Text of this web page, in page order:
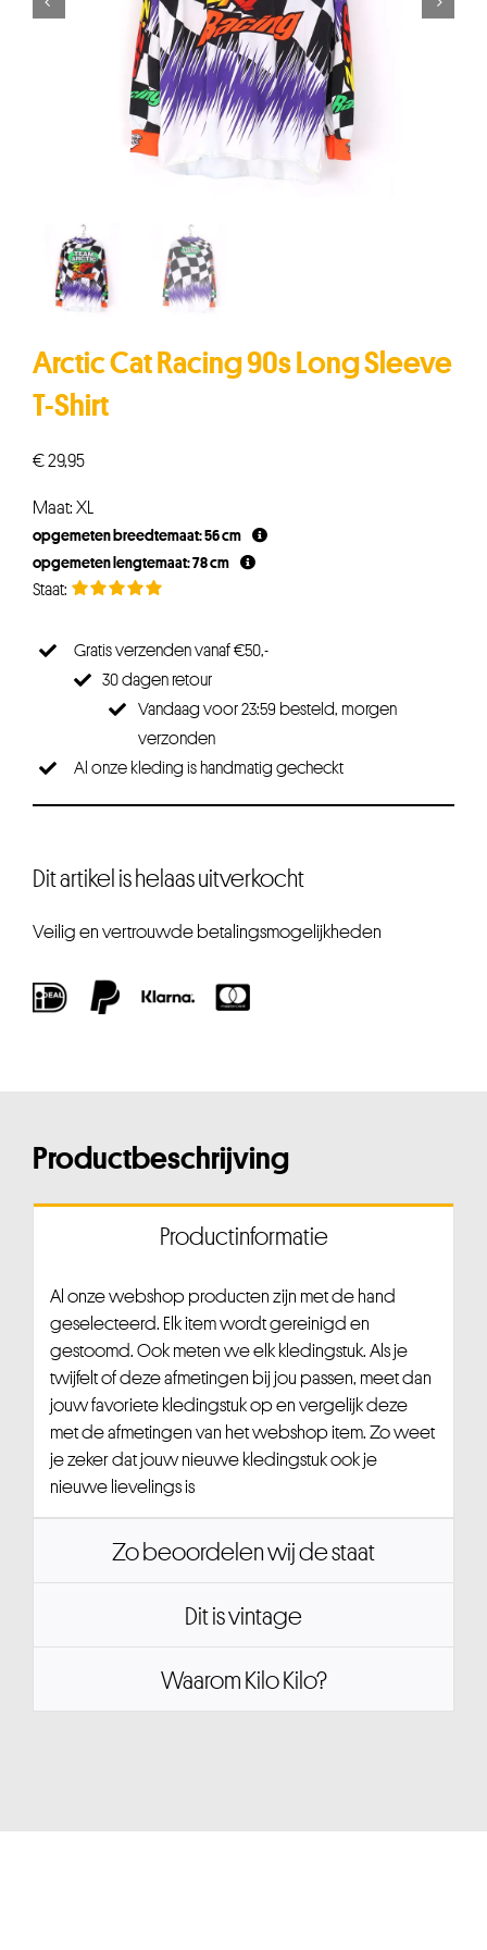
Arctic Cat Racing 90s Long Sleeve
T-Shirt
€29,95
Maat: XL
opgemeten breedtemaat: 56 cm
opgemeten lengtemaat: 78 cm
Gratis verzenden vanaf €50,-
30 dagen retour
Vandaag voor 23:59 besteld, morgen
verzonden
Al onze kleding is handmatig gecheckt
Dit artikel is helaas uitverkocht
Veilig en vertrouwde betalingsmogelijkheden
Productbeschrijving
Productinformatie
Al onze webshop producten zijn met de hand
geselecteerd. Elk item wordt gereinigd en
gestoomd. Ook meten we elk kledingstuk. Als je
twijfelt of deze afmetingen bij jou passen, meet dan
jouw favoriete kledingstuk op en vergelijk deze
met de afmetingen van het webshop item. Zo weet
je zeker dat jouw nieuwe kledingstuk ook je
nieuwe lievelings is
Zo beoordelen wij de staat
Dit is vintage
Waarom Kilo Kilo?